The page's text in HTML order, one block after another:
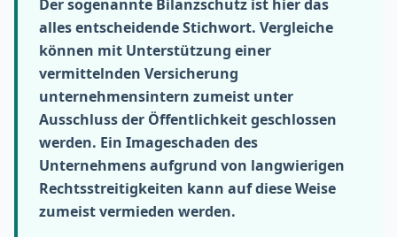
Der sogenannte Bilanzschutz ist hier das
alles entscheidende Stichwort. Vergleiche
können mit Unterstützung einer
vermittelnden Versicherung
unternehmensintern zumeist unter
Ausschluss der Öffentlichkeit geschlossen
werden. Ein Imageschaden des
Unternehmens aufgrund von langwierigen
Rechtsstreitigkeiten kann auf diese Weise
zumeist vermieden werden.